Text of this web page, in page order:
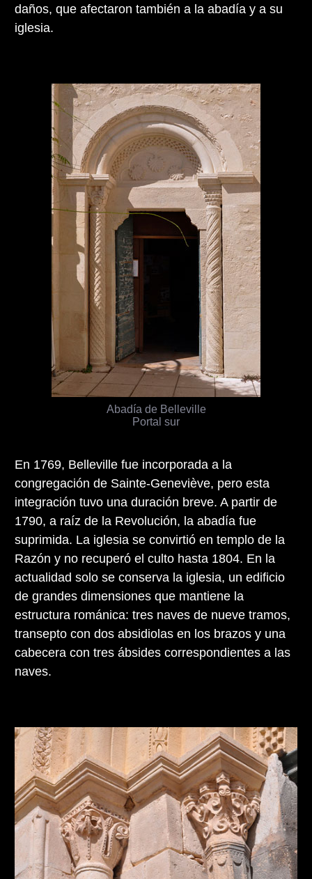
daños, que afectaron también a la abadía y a su
iglesia.
En 1769, Belleville fue incorporada a la
congregación de Sainte-Geneviève, pero esta
integración tuvo una duración breve. A partir de
1790, a raíz de la Revolución, la abadía fue
suprimida. La iglesia se convirtió en templo de la
Razón y no recuperó el culto hasta 1804. En la
actualidad solo se conserva la iglesia, un edificio
de grandes dimensiones que mantiene la
estructura románica: tres naves de nueve tramos,
transepto con dos absidiolas en los brazos y una
cabecera con tres ábsides correspondientes a las
naves.
Abadía de Belleville
Portal sur